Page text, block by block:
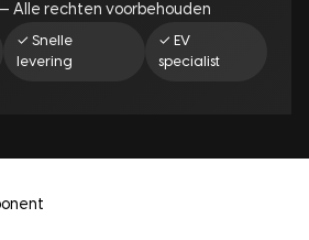
Alle rechten voorbehouden
✓ Snelle
levering
✓ EV
specialist